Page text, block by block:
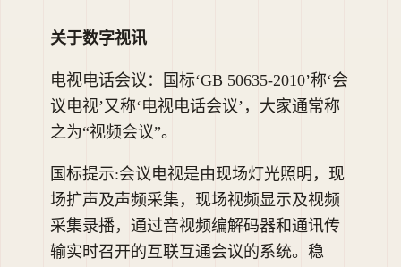
关于数字视讯
电视电话会议：国标‘GB 50635-2010’称‘会
议电视’又称‘电视电话会议’，大家通常称
之为“视频会议”。
国标提示:会议电视是由现场灯光照明，现
场扩声及声频采集，现场视频显示及视频
采集录播，通过音视频编解码器和通讯传
输实时召开的互联互通会议的系统。稳